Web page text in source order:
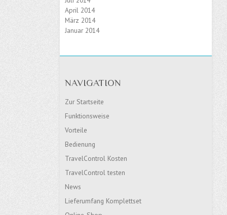
April 2014
März 2014
Januar 2014
NAVIGATION
Zur Startseite
Funktionsweise
Vorteile
Bedienung
TravelControl Kosten
TravelControl testen
News
Lieferumfang Komplettset